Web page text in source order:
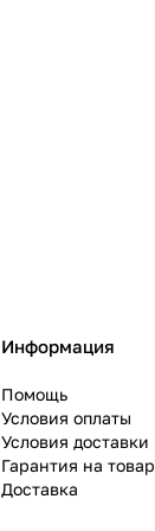
Информация
Помощь
Условия оплаты
Условия доставки
Гарантия на товар
Доставка